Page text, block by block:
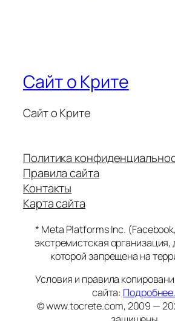
Сайт о Крите
Сайт о Крите
Политика
Правила сайта
Контакты
Карта сайта
* Meta Platforms Inc.
экстремистская организация,
которой запрещена на
Условия и правила
сайта:
© www.tocrete.com, 2009 —